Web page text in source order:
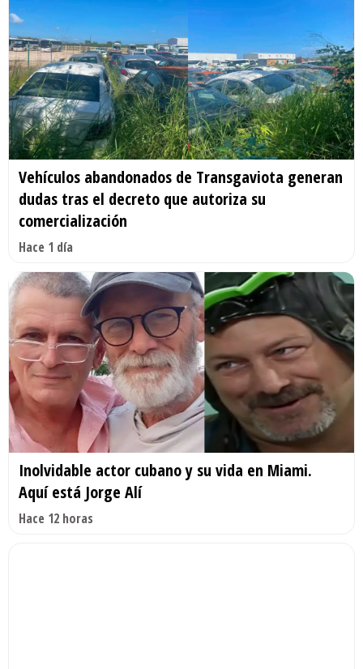
Vehículos abandonados de Transgaviota generan
dudas tras el decreto que autoriza su
comercialización
Hace 1 día
Inolvidable actor cubano y su vida en Miami.
Aquí está Jorge Alí
Hace 12 horas